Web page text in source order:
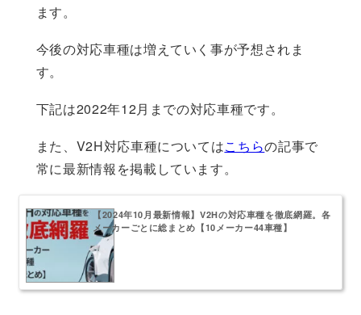
ます。
今後の対応車種は増えていく事が予想されま
す。
下記は2022年12月までの対応車種です。
また、V2H対応車種についてはこちらの記事で
常に最新情報を掲載しています。
【2024年10月最新情報】V2Hの対応車種を徹底網羅。各
メーカーごとに総まとめ【10メーカー44車種】